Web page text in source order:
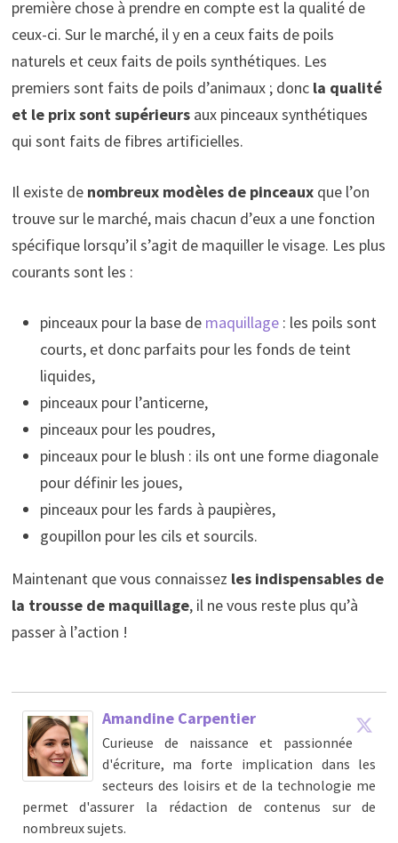
première chose à prendre en compte est la qualité de
ceux-ci. Sur le marché, il y en a ceux faits de poils
naturels et ceux faits de poils synthétiques. Les
premiers sont faits de poils d’animaux ; donc la qualité
et le prix sont supérieursaux pinceaux synthétiques
qui sont faits de fibres artificielles.
Il existe denombreux modèles de pinceaux que l’on
trouve sur le marché, mais chacun d’eux a une fonction
spécifique lorsqu’il s’agit de maquiller le visage. Les plus
courants sont les :
pinceaux pour la base de maquillage: les poils sont
courts, et donc parfaits pour les fonds de teint
liquides,
pinceaux pour l’anticerne,
pinceaux pour les poudres,
pinceaux pour le blush : ils ont une forme diagonale
pour définir les joues,
pinceaux pour les fards à paupières,
goupillon pour les cils et sourcils.
Maintenant que vous connaissez les indispensables de
la trousse de maquillage, il ne vous reste plus qu’à
passer à l’action !
Amandine Carpentier
Curieuse de naissance et passionnée
d'écriture, ma forte implication dans les
secteurs des loisirs et de la technologie me
permet d'assurer la rédaction de contenus sur de
nombreux sujets.